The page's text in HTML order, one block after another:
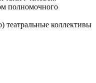
полномочного
театральные коллективы